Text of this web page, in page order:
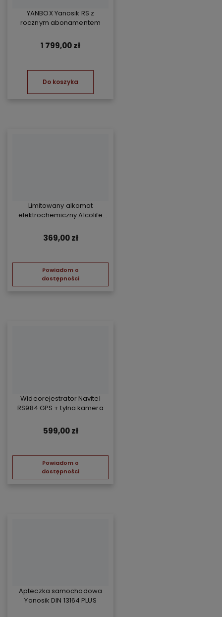
YANBOX Yanosik RS z
rocznym abonamentem
1 799,00 zł
Do koszyka
Limitowany alkomat
elektrochemiczny Alcolife
369,00 zł
Powiadom o
dostępności
Wideorejestrator Navitel
RS984 GPS + tylna kamera
599,00 zł
Powiadom o
dostępności
Apteczka samochodowa
Yanosik DIN 13164 PLUS